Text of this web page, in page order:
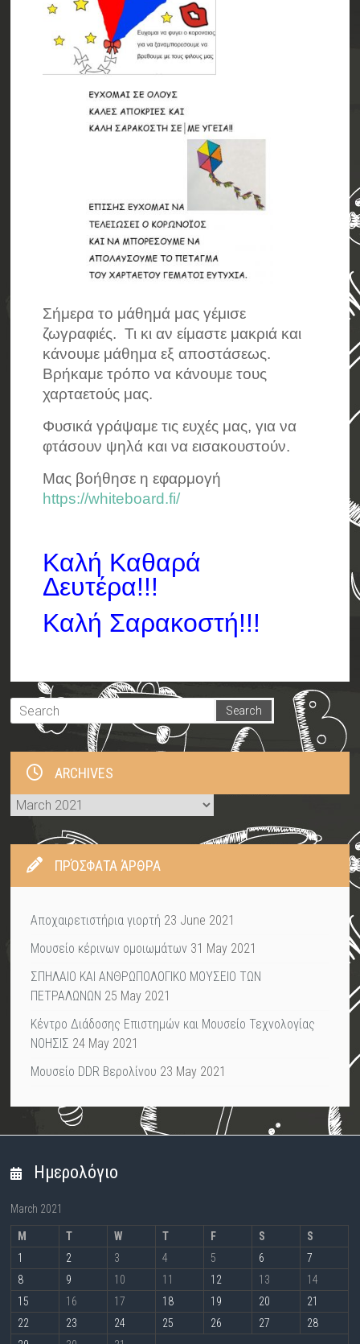
Σήμερα το μάθημά μας γέμισε
ζωγραφιές. Τι κι αν είμαστε μακριά και
κάνουμε μάθημα εξ αποστάσεως.
Βρήκαμε τρόπο να κάνουμε τους
χαρταετούς μας.
Φυσικά γράψαμε τις ευχές μας, για να
φτάσουν ψηλά και να εισακουστούν.
Μας βοήθησε η εφαρμογή
https://whiteboard.fi/
Καλή Καθαρά
Δευτέρα!!!
Καλή Σαρακοστή!!!
ARCHIVES
Archives
ΠΡΌΣΦΑΤΑ ΆΡΘΡΑ
Αποχαιρετιστήρια γιορτή 23 June 2021
Μουσείο κέρινων ομοιωμάτων 31 May 2021
ΣΠΗΛΑΙΟ ΚΑΙ ΑΝΘΡΩΠΟΛΟΓΙΚΟ ΜΟΥΣΕΙΟ ΤΩΝ
ΠΕΤΡΑΛΩΝΩΝ 25 May 2021
Κέντρο Διάδοσης Επιστημών και Μουσείο Τεχνολογίας
ΝΟΗΣΙΣ 24 May 2021
Μουσείο DDR Βερολίνου 23 May 2021
Ημερολόγιο
March 2021
M T W T F S
S
1
2 3 4 5 6
7
8
9 10 11 12 13
14
15
16 17 18 19 20
21
22
23 24 25 26 27
28